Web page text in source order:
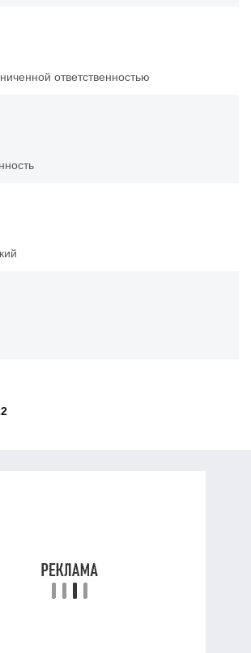
ответственностью